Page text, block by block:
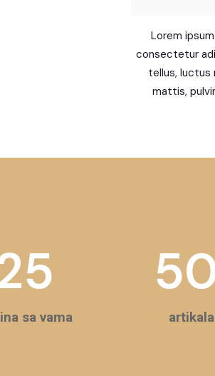
Lorem
consectetur
tellus, luctus
mattis,
sa vama